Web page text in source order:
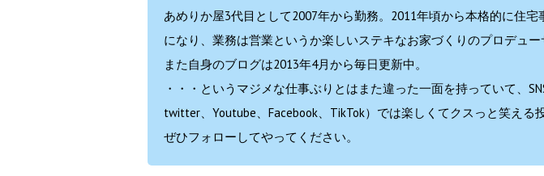
あめりか屋3代目として2007年から勤務。2011年頃から本格的に住宅
になり、業務は営業というか楽しいステキなお家づくりのプロデュー
また自身のブログは2013年4月から毎日更新中。
・・・というマジメな仕事ぶりとはまた違った一面を持っていて、
twitter、Youtube、Facebook、TikTok）では楽しくてクスっと笑える
ぜひフォローしてやってください。